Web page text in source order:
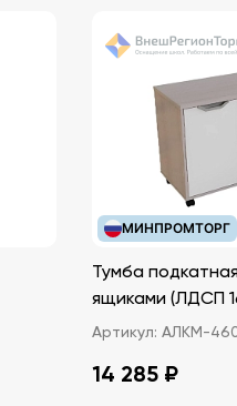
МИНПРОМТОРГ
Тумба
ящиками
Артикул: АЛКМ-
14 285 ₽